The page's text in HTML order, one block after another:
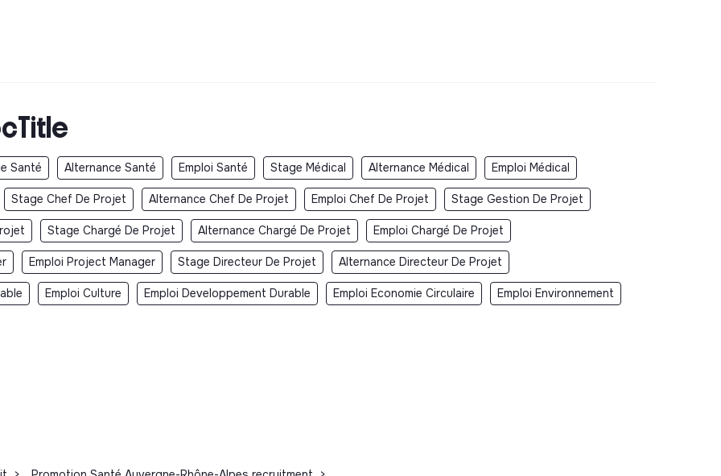
Santé Alternance Santé Emploi Santé Stage Médical Alternance Médical Emploi Médical
Stage Chef De Projet Alternance Chef De Projet Emploi Chef De Projet Stage Gestion De Projet
Stage Chargé De Projet Alternance Chargé De Projet Emploi Chargé De Projet
Emploi Project Manager Stage Directeur De Projet Alternance Directeur De Projet
Emploi Culture Emploi Developpement Durable Emploi Economie Circulaire Emploi Environnement